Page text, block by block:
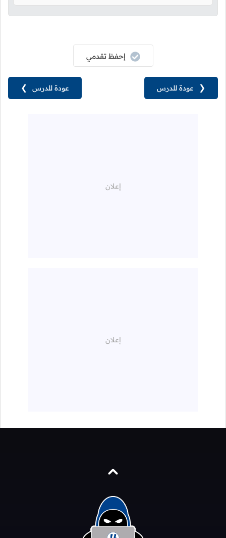
عودة للدرس ❯
إحفظ تقدمي
❮ عودة للدرس